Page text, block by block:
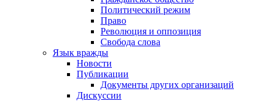
Политический режим
Право
Революция и оппозиция
Свобода слова
Язык вражды
Новости
Публикации
Документы других организаций
Дискуссии